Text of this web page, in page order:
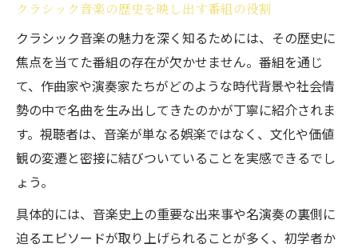
クラシック音楽の歴史を映し出す番組の役割
クラシック音楽の魅力を深く知るためには、その歴史に
焦点を当てた番組の存在が欠かせません。番組を通じ
て、作曲家や演奏家たちがどのような時代背景や社会情
勢の中で名曲を生み出してきたのかが丁寧に紹介されま
す。視聴者は、音楽が単なる娯楽ではなく、文化や価値
観の変遷と密接に結びついていることを実感できるでし
ょう。
具体的には、音楽史上の重要な出来事や名演奏の裏側に
迫るエピソードが取り上げられることが多く、初学者か